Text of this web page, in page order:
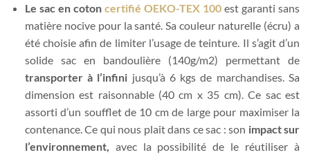
Le sac en coton certifié OEKO-TEX 100est garanti sans
matière nocive pour la santé. Sa couleur naturelle (écru) a
été choisie afin de limiter l’usage de teinture. Il s’agit d’un
solide sac en bandoulière (140g/m2) permettant de
transporter à l’infini jusqu’à 6 kgs de marchandises. Sa
dimension est raisonnable (40 cm x 35 cm). Ce sac est
assorti d’un soufflet de 10 cm de large pour maximiser la
contenance. Ce qui nous plait dans ce sac : son impact sur
l’environnement, avec la possibilité de le réutiliser à